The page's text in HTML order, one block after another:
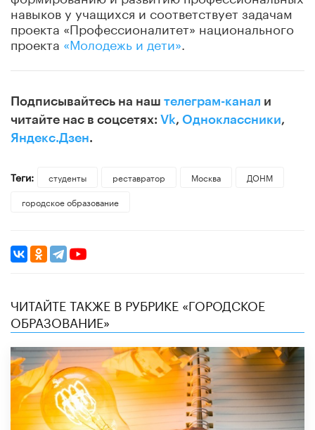
навыков у учащихся и соответствует задачам
проекта «Профессионалитет» национального
проекта «Молодежь и дети»
Подписывайтесь на наш телеграм-канал и
читайте нас в соцсетях: Vk, Одноклассники,
Яндекс.Дзен.
Теги: студенты реставратор Москва
ДОНМ
городское образование
ЧИТАЙТЕ ТАКЖЕ В РУБРИКЕ «ГОРОДСКОЕ
ОБРАЗОВАНИЕ»